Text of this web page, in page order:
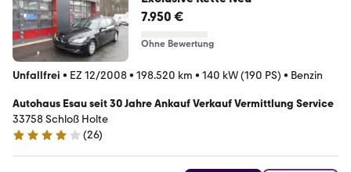
7.950 €
Ohne Bewertung
Unfallfrei • EZ 12/2008• 198.520 km • 140 kW (190 PS) • Benzin
Autohaus Esau seit 30 Jahre Ankauf Verkauf Vermittlung Service
33758 Schloß Holte
3.9 Sterne
(26)